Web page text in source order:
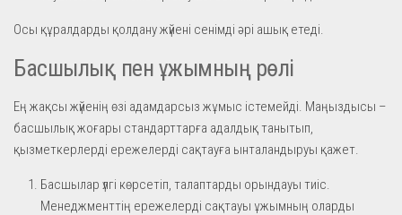
Осы құралдарды қолдану жүйені сенімді әрі ашық етеді.
Басшылық пен ұжымның рөлі
Ең жақсы жүйенің өзі адамдарсыз жұмыс істемейді. Маңыздысы –
басшылық жоғары стандарттарға адалдық танытып,
қызметкерлерді ережелерді сақтауға ынталандыруы қажет.
Басшылар үлгі көрсетіп, талаптарды орындауы тиіс.
Менеджменттің ережелерді сақтауы ұжымның оларды